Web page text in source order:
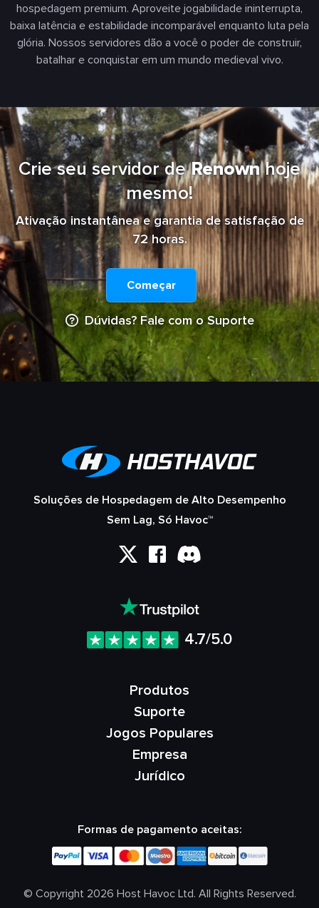
hospedagem premium. Aproveite jogabilidade ininterrupta,
baixa latência e estabilidade incomparável enquanto luta pela
glória. Nossos servidores dão a você o poder de construir,
batalhar e conquistar em um mundo medieval vivo.
Crie seu servidor deRenownhoje
mesmo!
Ativação instantânea e garantia de satisfação de
72 horas.
Começar
Dúvidas? Fale com o Suporte
Soluções de Hospedagem de Alto Desempenho
Sem Lag, Só Havoc™
4.7/5.0
Produtos
Suporte
Jogos Populares
Empresa
Jurídico
Formas de pagamento aceitas:
© Copyright 2026 Host Havoc Ltd. All Rights Reserved.